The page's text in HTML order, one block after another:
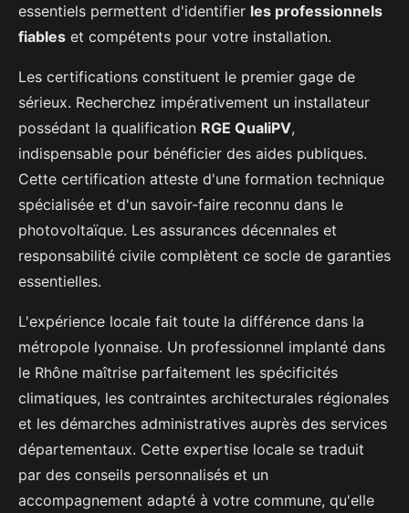
essentiels permettent d'identifier les professionnels
fiables et compétents pour votre installation.
Les certifications constituent le premier gage de
sérieux. Recherchez impérativement un installateur
possédant la qualification RGE QualiPV,
indispensable pour bénéficier des aides publiques.
Cette certification atteste d'une formation technique
spécialisée et d'un savoir-faire reconnu dans le
photovoltaïque. Les assurances décennales et
responsabilité civile complètent ce socle de garanties
essentielles.
L'expérience locale fait toute la différence dans la
métropole lyonnaise. Un professionnel implanté dans
le Rhône maîtrise parfaitement les spécificités
climatiques, les contraintes architecturales régionales
et les démarches administratives auprès des services
départementaux. Cette expertise locale se traduit
par des conseils personnalisés et un
accompagnement adapté à votre commune, qu'elle